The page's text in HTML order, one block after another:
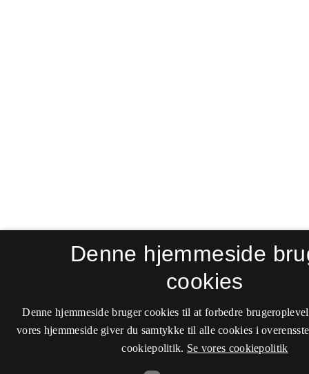
Denne hjemmeside
cookies
Denne hjemmeside bruger cookies til at forbedre
vores hjemmeside giver du samtykke til alle cookies i
cookiepolitik. Se vores cookiepolitik